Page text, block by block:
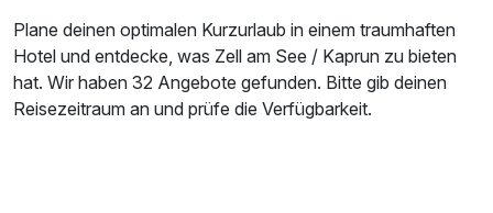
Plane deinen optimalen Kurzurlaub in einem traumhaften
Hotel und entdecke, was Zell am See / Kaprun zu bieten
hat. Wir haben 32 Angebote gefunden. Bitte gib deinen
Reisezeitraum an und prüfe die Verfügbarkeit.